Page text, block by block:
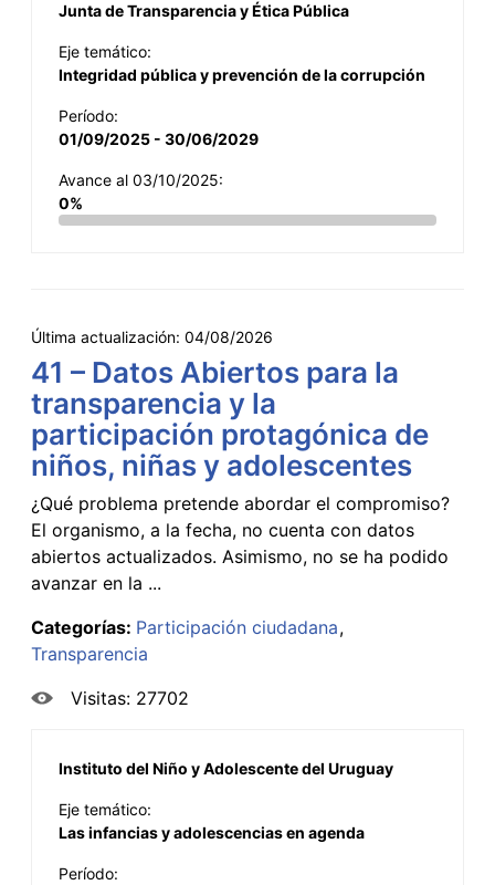
Junta de Transparencia y Ética Pública
Eje temático:
Integridad pública y prevención de la corrupción
Período:
01/09/2025 - 30/06/2029
Avance al 03/10/2025:
0%
Última actualización: 04/08/2026
41 – Datos Abiertos para la
transparencia y la
participación protagónica de
niños, niñas y adolescentes
¿Qué problema pretende abordar el compromiso?
El organismo, a la fecha, no cuenta con datos
abiertos actualizados. Asimismo, no se ha podido
avanzar en la ...
Categorías: Participación ciudadana
Transparencia
Visitas: 27702
Instituto del Niño y Adolescente del Uruguay
Eje temático:
Las infancias y adolescencias en agenda
Período: